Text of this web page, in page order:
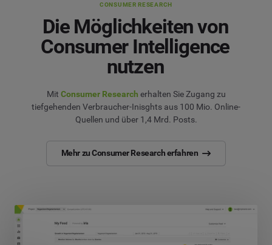
CONSUMER RESEARCH
Die Möglichkeiten von
Consumer Intelligence
nutzen
Mit Consumer Research erhalten Sie Zugang zu
tiefgehenden Verbraucher-Inisghts aus 100 Mio. Online-
Quellen und über 1,4 Mrd. Posts.
Mehr zu Consumer Research erfahren